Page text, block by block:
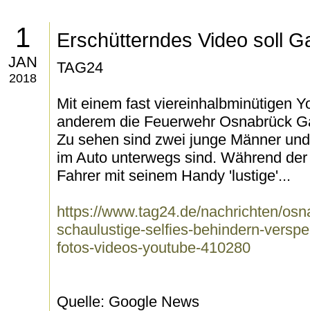
1
JAN
2018
Erschütterndes Video soll
TAG24
Mit einem fast viereinhalbminütigen
anderem die Feuerwehr Osnabrück
Zu sehen sind zwei junge Männer
im Auto unterwegs sind. Während
Fahrer mit seinem Handy 'lustige'...
https://www.tag24.de/nachrichten/
schaulustige-selfies-behindern-
fotos-videos-youtube-410280
Quelle: Google News